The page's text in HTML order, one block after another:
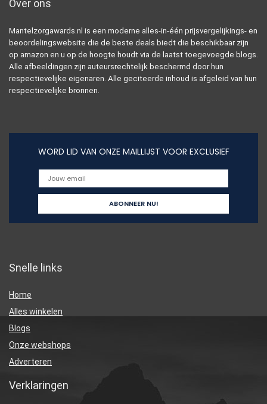
Over ons
Mantelzorgawards.nl is een moderne alles-in-één prijsvergelijkings- en
beoordelingswebsite die de beste deals biedt die beschikbaar zijn
op amazon en u op de hoogte houdt via de laatst toegevoegde blogs.
Alle afbeeldingen zijn auteursrechtelijk beschermd door hun
respectievelijke eigenaren. Alle geciteerde inhoud is afgeleid van hun
respectievelijke bronnen.
WORD LID VAN ONZE MAILLIJST VOOR EXCLUSIEF
Snelle links
Home
Alles winkelen
Blogs
Onze webshops
Adverteren
Verklaringen